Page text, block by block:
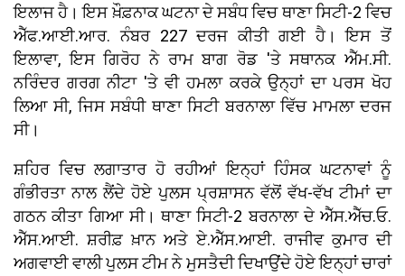
ਇਲਾਜ ਹੈ। ਇਸ ਖ਼ੌਫ਼ਨਾਕ ਘਟਨਾ ਦੇ ਸਬੰਧ ਵਿਚ ਥਾਣਾ ਸਿਟੀ-2 ਵਿਚ
ਐੱਫ.ਆਈ.ਆਰ. ਨੰਬਰ 227 ਦਰਜ ਕੀਤੀ ਗਈ ਹੈ। ਇਸ ਤੋਂ
ਇਲਾਵਾ, ਇਸ ਗਿਰੋਹ ਨੇ ਰਾਮ ਬਾਗ ਰੋਡ 'ਤੇ ਸਥਾਨਕ ਐੱਮ.ਸੀ.
ਨਰਿੰਦਰ ਗਰਗ ਨੀਟਾ 'ਤੇ ਵੀ ਹਮਲਾ ਕਰਕੇ ਉਨ੍ਹਾਂ ਦਾ ਪਰਸ ਖੋਹ
ਲਿਆ ਸੀ, ਜਿਸ ਸਬੰਧੀ ਥਾਣਾ ਸਿਟੀ ਬਰਨਾਲਾ ਵਿੱਚ ਮਾਮਲਾ ਦਰਜ
ਸੀ।
ਸ਼ਹਿਰ ਵਿਚ ਲਗਾਤਾਰ ਹੋ ਰਹੀਆਂ ਇਨ੍ਹਾਂ ਹਿੰਸਕ ਘਟਨਾਵਾਂ ਨੂੰ
ਗੰਭੀਰਤਾ ਨਾਲ ਲੈਂਦੇ ਹੋਏ ਪੁਲਸ ਪ੍ਰਸ਼ਾਸਨ ਵੱਲੋਂ ਵੱਖ-ਵੱਖ ਟੀਮਾਂ ਦਾ
ਗਠਨ ਕੀਤਾ ਗਿਆ ਸੀ। ਥਾਣਾ ਸਿਟੀ-2 ਬਰਨਾਲਾ ਦੇ ਐੱਸ.ਐੱਚ.ਓ.
ਐੱਸ.ਆਈ. ਸ਼ਰੀਫ਼ ਖ਼ਾਨ ਅਤੇ ਏ.ਐੱਸ.ਆਈ. ਰਾਜੀਵ ਕੁਮਾਰ ਦੀ
ਅਗਵਾਈ ਵਾਲੀ ਪੁਲਸ ਟੀਮ ਨੇ ਮੁਸਤੈਦੀ ਦਿਖਾਉਂਦੇ ਹੋਏ ਇਨ੍ਹਾਂ ਚਾਰਾਂ